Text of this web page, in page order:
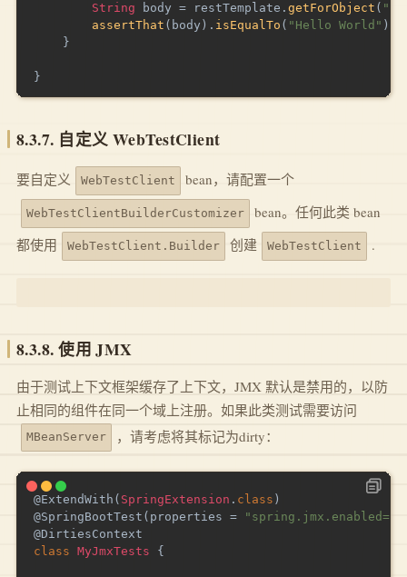
String body = restTemplate . getForObject ( "/"
assertThat ( body ) . isEqualTo ( "Hello World" )
}
}
8.3.7. 自定义 WebTestClient
要自定义 WebTestClient bean，请配置一个
WebTestClientBuilderCustomizer
bean。任何此类 bean
都使用
WebTestClient.Builder 创建 WebTestClient .
8.3.8. 使用 JMX
由于测试上下文框架缓存了上下文，JMX 默认是禁用的，以防
止相同的组件在同一个域上注册。如果此类测试需要访问
MBeanServer ，请考虑将其标记为dirty：
@ExtendWith ( SpringExtension . class )
@SpringBootTest ( properties =
@DirtiesContext
class MyJmxTests {